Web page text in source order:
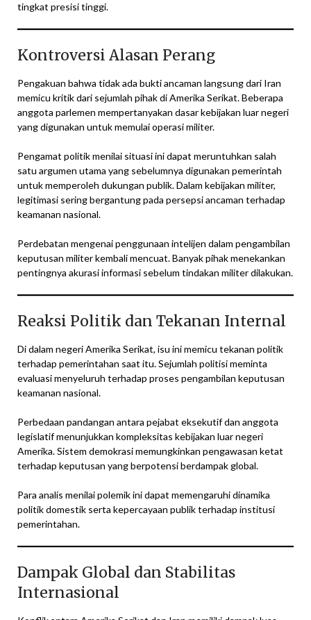
tingkat presisi tinggi.
Kontroversi Alasan Perang
Pengakuan bahwa tidak ada bukti ancaman langsung dari Iran
memicu kritik dari sejumlah pihak di Amerika Serikat. Beberapa
anggota parlemen mempertanyakan dasar kebijakan luar negeri
yang digunakan untuk memulai operasi militer.
Pengamat politik menilai situasi ini dapat meruntuhkan salah
satu argumen utama yang sebelumnya digunakan pemerintah
untuk memperoleh dukungan publik. Dalam kebijakan militer,
legitimasi sering bergantung pada persepsi ancaman terhadap
keamanan nasional.
Perdebatan mengenai penggunaan intelijen dalam pengambilan
keputusan militer kembali mencuat. Banyak pihak menekankan
pentingnya akurasi informasi sebelum tindakan militer dilakukan.
Reaksi Politik dan Tekanan Internal
Di dalam negeri Amerika Serikat, isu ini memicu tekanan politik
terhadap pemerintahan saat itu. Sejumlah politisi meminta
evaluasi menyeluruh terhadap proses pengambilan keputusan
keamanan nasional.
Perbedaan pandangan antara pejabat eksekutif dan anggota
legislatif menunjukkan kompleksitas kebijakan luar negeri
Amerika. Sistem demokrasi memungkinkan pengawasan ketat
terhadap keputusan yang berpotensi berdampak global.
Para analis menilai polemik ini dapat memengaruhi dinamika
politik domestik serta kepercayaan publik terhadap institusi
pemerintahan.
Dampak Global dan Stabilitas
Internasional